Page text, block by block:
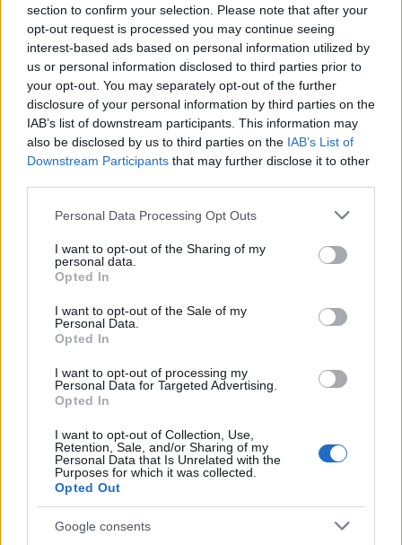
section to confirm your selection. Please note that after your
opt-out request is processed you may continue seeing
interest-based ads based on personal information utilized by
us or personal information disclosed to third parties prior to
your opt-out. You may separately opt-out of the further
disclosure of your personal information by third parties on the
IAB’s list of downstream participants. This information may
also be disclosed by us to third parties on the IAB’s List of
Downstream Participants that may further disclose it to other
Please note that this website/app uses one or more Google
not limited to your visit or usage behaviour. You may click to
grant or deny consent to Google and its third-party tags to
use your data for below specified purposes in below Google
consent section.
Personal Data Processing Opt Outs
I want to opt-out of the Sharing of my
personal data.
Opted In
I want to opt-out of the Sale of my
Personal Data.
Opted In
I want to opt-out of processing my
Personal Data for Targeted Advertising.
Opted In
I want to opt-out of Collection, Use,
Retention, Sale, and/or Sharing of my
Personal Data that Is Unrelated with the
Purposes for which it was collected.
Opted Out
Google consents
daGoogle News
Condividi l'articolo
F
a
ce
b
o
k
T
w
it
te
Pi
n
te
re
st
W
h
at
s
A
p
S
h
a
re
Articolo precedente
NOTIZIE RECENTI
Le previsioni meteo per il weekend a Olbia e in
Michelle Hunziker in Gallura, bella anche dal
vivo: un amico vip svela come fa
Calangianus, dopo le polemiche il centro
accoglienza minori chiude